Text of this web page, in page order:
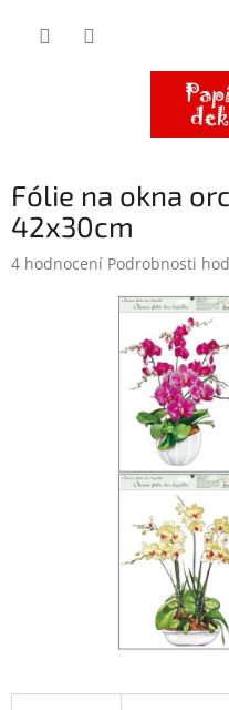
Fólie na okna
42x30cm
Průměrné
4 hodnocení Podrobnosti